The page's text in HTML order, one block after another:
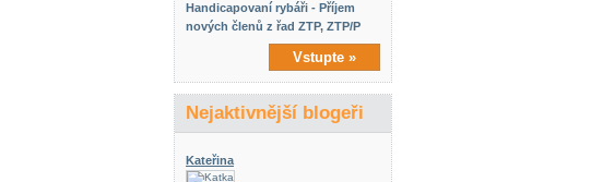
Handicapovaní rybáři - Příjem
nových členů z řad ZTP, ZTP/P
Vstupte »
Nejaktivnější blogeři
Kateřina